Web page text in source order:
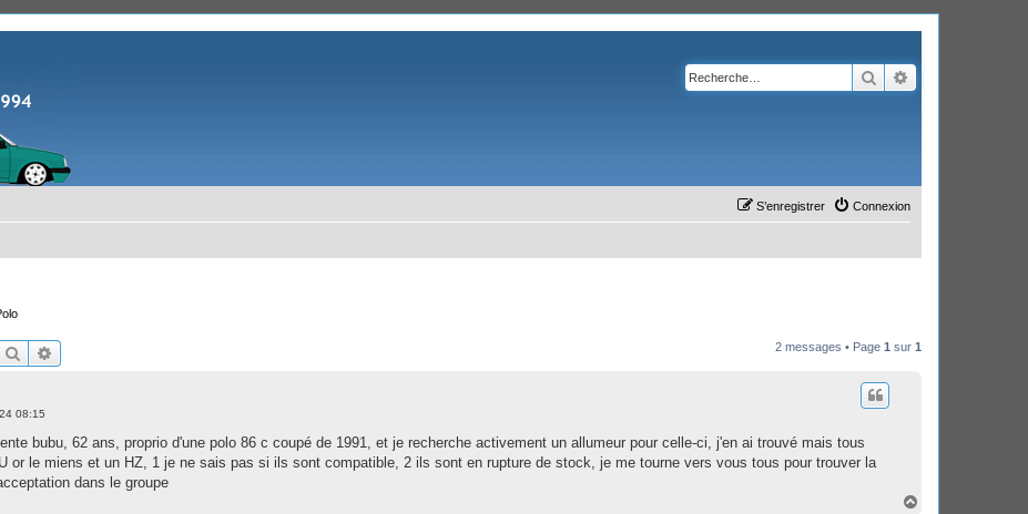
Rechercher
Connexion
S’enregistrer
Rechercher 2 messages • Page 1 sur 1
08:15
bubu, 62 ans, proprio d'une polo 86 c coupé de 1991, et je recherche activement un allumeur pour celle-ci, j'en ai trouvé mais tous
or le miens et un HZ, 1 je ne sais pas si ils sont compatible, 2 ils sont en rupture de stock, je me tourne vers vous tous pour trouver la
dans le groupe